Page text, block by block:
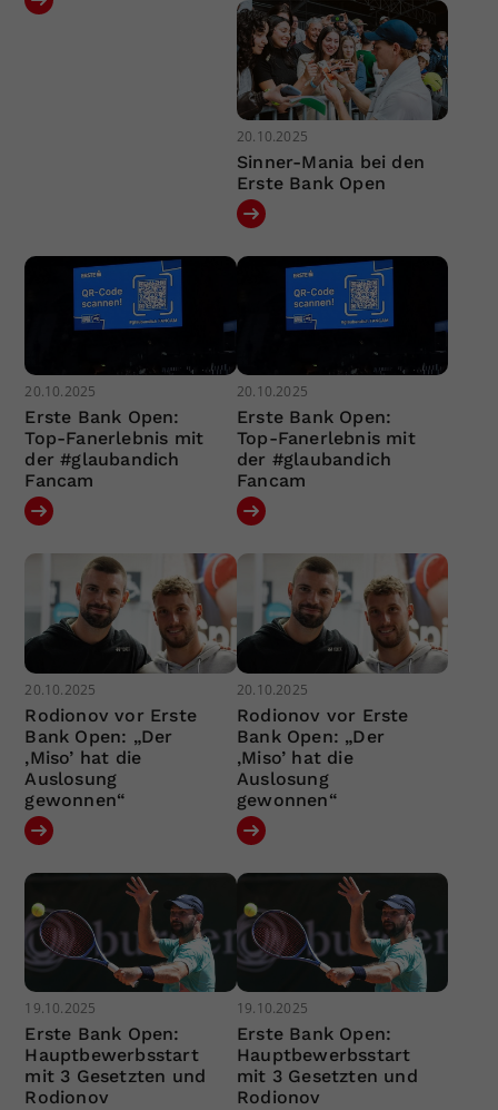
20.10.2025
Sinner-Mania bei den
Erste Bank Open
20.10.2025
Erste Bank Open:
Top-Fanerlebnis mit
der #glaubandich
Fancam
20.10.2025
Erste Bank Open:
Top-Fanerlebnis mit
der #glaubandich
Fancam
20.10.2025
Rodionov vor Erste
Bank Open: „Der
‚Miso’ hat die
Auslosung
gewonnen“
20.10.2025
Rodionov vor Erste
Bank Open: „Der
‚Miso’ hat die
Auslosung
gewonnen“
19.10.2025
Erste Bank Open:
Hauptbewerbsstart
mit 3 Gesetzten und
Rodionov
19.10.2025
Erste Bank Open:
Hauptbewerbsstart
mit 3 Gesetzten und
Rodionov